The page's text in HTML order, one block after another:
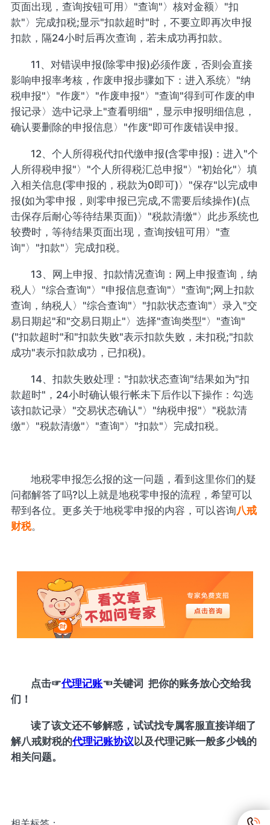
页面出现，查询按钮可用〉"查询"〉核对金额〉"扣
款"〉完成扣税;显示"扣款超时"时，不要立即再次申报
扣款，隔24小时后再次查询，若未成功再扣款。
11、对错误申报(除零申报)必须作废，否则会直接
影响申报率考核，作废申报步骤如下：进入系统〉"纳
税申报"〉"作废"〉"作废申报"〉"查询"得到可作废的申
报记录〉选中记录上"查看明细"，显示申报明细信息，
确认要删除的申报信息〉"作废"即可作废错误申报。
12、个人所得税代扣代缴申报(含零申报)：进入"个
人所得税申报"〉"个人所得税汇总申报"〉"初始化"〉填
入相关信息(零申报的，税款为0即可)〉"保存"以完成申
报(如为零申报，则零申报已完成,不需要后续操作)(点
击保存后耐心等待结果页面)〉"税款清缴"〉此步系统也
较费时，等待结果页面出现，查询按钮可用〉"查
询"〉"扣款"〉完成扣税。
13、网上申报、扣款情况查询：网上申报查询，纳
税人〉"综合查询"〉"申报信息查询"〉"查询";网上扣款
查询，纳税人〉"综合查询"〉"扣款状态查询"〉录入"交
易日期起"和"交易日期止"〉选择"查询类型"〉"查询"
("扣款超时"和"扣款失败"表示扣款失败，未扣税;"扣款
成功"表示扣款成功，已扣税)。
14、扣款失败处理："扣款状态查询"结果如为"扣
款超时"，24小时确认银行帐未下后作以下操作：勾选
该扣款记录〉"交易状态确认"〉"纳税申报"〉"税款清
缴"〉"税款清缴"〉"查询"〉"扣款"〉完成扣税。
地税零申报怎么报的这一问题，看到这里你们的疑
问都解答了吗?以上就是地税零申报的流程，希望可以
帮到各位。更多关于地税零申报的内容，可以咨询八戒
财税。
点击☞代理记账☜关键词 把你的账务放心交给我
们！
读了该文还不够解惑，试试找专属客服直接详细了
解八戒财税的代理记账协议以及代理记账一般多少钱的
相关问题。